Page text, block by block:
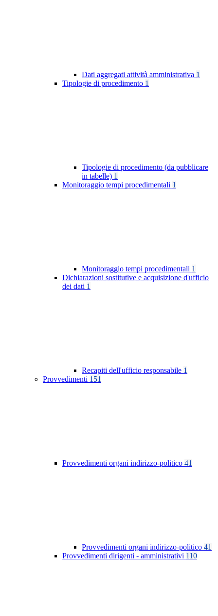
Dati aggregati attività amministrativa 1
Tipologie di procedimento 1
Tipologie di procedimento (da pubblicare
in tabelle) 1
Monitoraggio tempi procedimentali 1
Monitoraggio tempi procedimentali 1
Dichiarazioni sostitutive e acquisizione d'ufficio
dei dati 1
Recapiti dell'ufficio responsabile 1
Provvedimenti 151
Provvedimenti organi indirizzo-politico 41
Provvedimenti organi indirizzo-politico 41
Provvedimenti dirigenti - amministrativi 110